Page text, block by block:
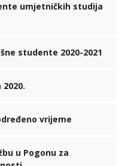
umjetničkih studija
studente 2020-2021
vrijeme
u Pogonu za